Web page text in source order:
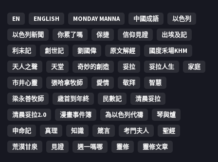
EN ENGLISH MONDAY MANNA 中國成語
以色列
以色列新聞
你累了嗎 保捷 信仰見證
出埃及記
利未記
創世記 劉國偉 原文解經
國度禾場KHM
天人之聲
天堂 奇妙的創造 妥拉 妥拉人生
家庭
市井心靈
張哈拿牧師 愛情 敬拜
智慧
梁永善牧師
歳首到年終 民數記
清晨妥拉
清晨妥拉2.0
漫畫事件簿 為以色列代禱
琴與爐
申命記
真理 知識 箴言 考門夫人
聖經
荒漠甘泉
見證 週一嗎哪 靈修 靈修文章